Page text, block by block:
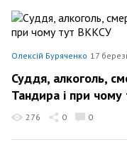
Олексій Буряченко 17
Суддя, алкоголь,
Тандира і при
276 0 0